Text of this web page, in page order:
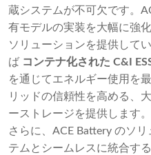
蔵システムが不可欠です。
有モデルの実装を大幅に強
ソリューションを提供してい
ば コンテナ化された C&I
を通じてエネルギー使用を
リッドの信頼性を高める、
ーストレージを提供します。
さらに、ACE Battery のソ
テムとシームレスに統合す